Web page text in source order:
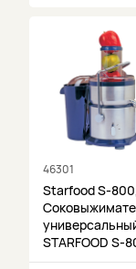
46301
Starfood S-
STARFOOD S-